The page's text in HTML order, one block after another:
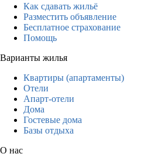
Как сдавать жильё
Разместить объявление
Бесплатное страхование
Помощь
Варианты жилья
Квартиры (апартаменты)
Отели
Апарт-отели
Дома
Гостевые дома
Базы отдыха
О нас